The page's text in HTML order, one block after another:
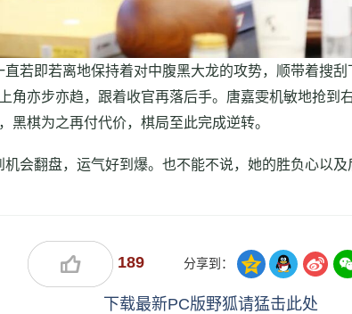
若即若离地保持着对中腹黑大龙的攻势，顺带着搜
角亦步亦趋，跟着收官再落后手。唐嘉雯机敏地抢到
黑棋为之再付代价，棋局至此完成逆转。
会翻盘，运气好到爆。也不能不说，她的胜负心以及
189 分享到：
下载最新PC版野狐请猛击此处